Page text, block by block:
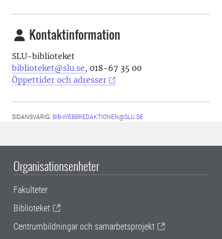
Kontaktinformation
SLU-biblioteket
biblioteket@slu.se, 018-67 35 00
Öppettider och adresser
SIDANSVARIG: BIB-WEBBREDAKTIONEN@SLU.SE
Organisationsenheter
Fakulteter
Biblioteket
Centrumbildningar och samarbetsprojekt